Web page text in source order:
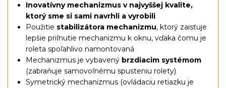
Inovatívny mechanizmus v najvyššej kvalite,
ktorý sme si sami navrhli a vyrobili
Použitie stabilizátora mechanizmu, ktorý zaisťuje
lepšie priľnutie mechanizmu k oknu, vďaka čomu je
roleta spoľahlivo namontovaná
Mechanizmus je vybavený brzdiacim systémom
(zabraňuje samovoľnému spusteniu rolety)
Symetrický mechanizmus (ovládaciu retiazku je